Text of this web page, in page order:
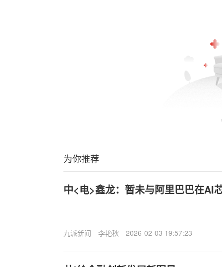
为你推荐
中<电>鑫龙：暂未与阿里巴巴在AI
九派新闻 李艳秋 2026-02-03 19:57:23